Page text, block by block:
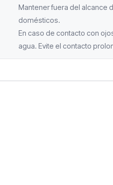
Mantener fuera del alcance
domésticos.
En caso de contacto con
agua. Evite el contacto